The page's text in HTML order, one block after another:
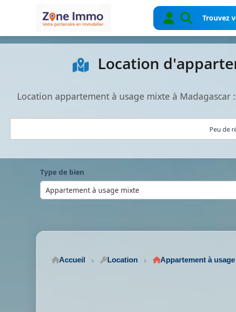
Trouvez
Location
Location appartement à usage mixte à
Peu de
Type de bien
Accueil Location Appartement à